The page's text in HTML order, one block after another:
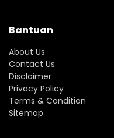
Bantuan
About Us
Contact Us
Disclaimer
Privacy Policy
Terms & Condition
Sitemap